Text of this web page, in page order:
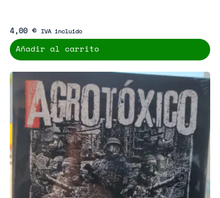
4,00 € IVA incluido
Añadir al carrito